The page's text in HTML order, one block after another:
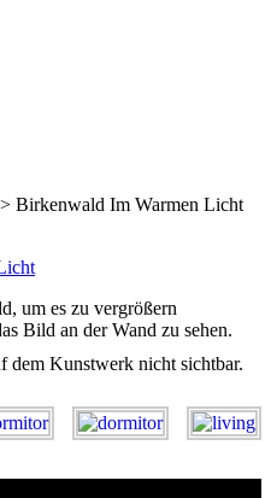
> Birkenwald Im Warmen Licht
um es zu vergrößern
Bild an der Wand zu sehen.
Kunstwerk nicht sichtbar.